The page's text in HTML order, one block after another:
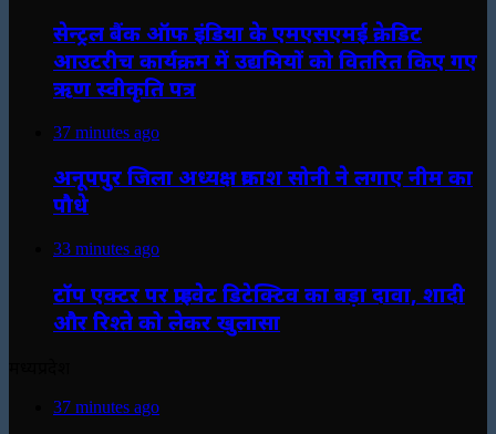
सेन्ट्रल बैंक ऑफ इंडिया के एमएसएमई क्रेडिट
आउटरीच कार्यक्रम में उद्यमियों को वितरित किए गए
ऋण स्वीकृति पत्र
37 minutes ago
अनूपपुर जिला अध्यक्ष प्रकाश सोनी ने लगाए नीम का
पौधे
33 minutes ago
टॉप एक्टर पर प्राइवेट डिटेक्टिव का बड़ा दावा, शादी
और रिश्ते को लेकर खुलासा
37 minutes ago